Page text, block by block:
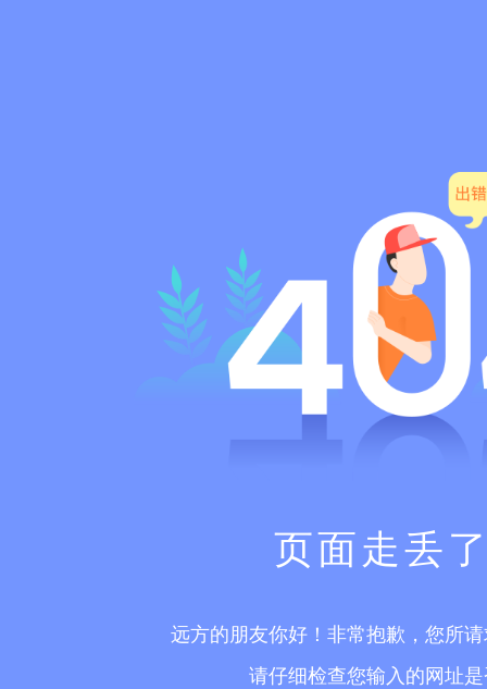
页面走丢
远方的朋友你好！非常抱歉，您所
请仔细检查您输入的网址